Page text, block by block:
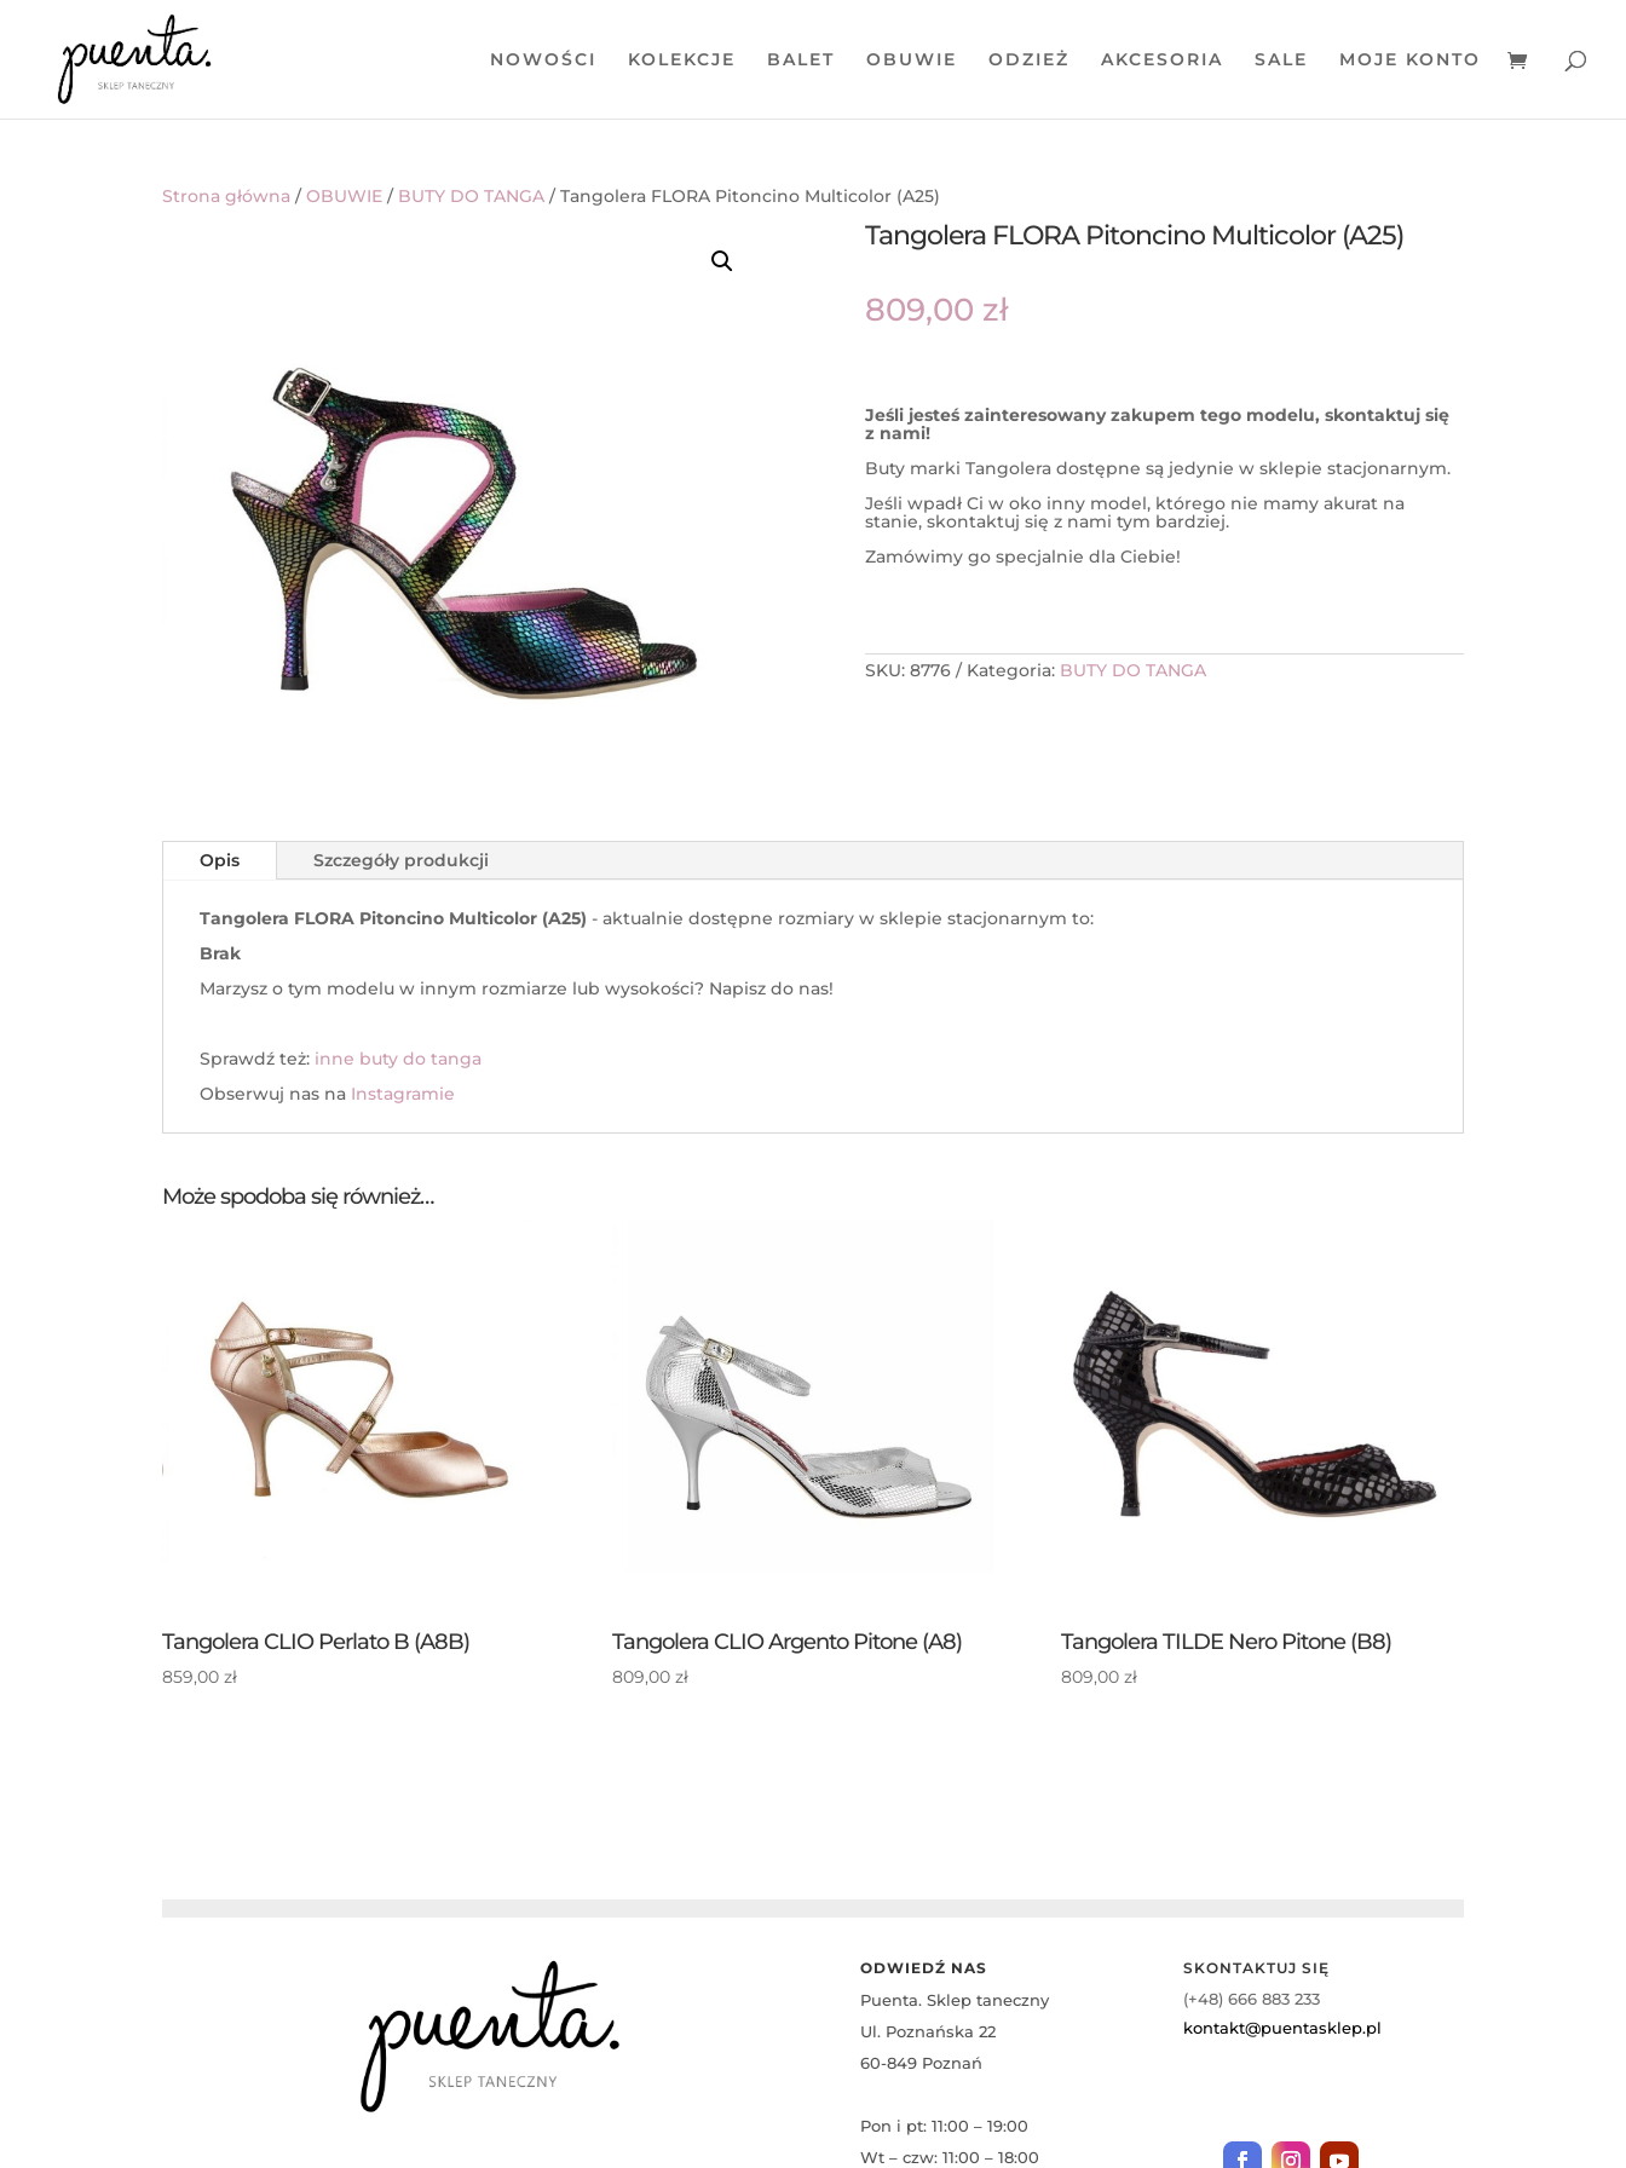
NOWOŚCI KOLEKCJE BALET OBUWIE ODZIEŻ AKCESORIA SALE MOJE KONTO
Strona główna /OBUWIE / BUTY DO TANGA / Tangolera FLORA Pitoncino Multicolor (A25)
Tangolera FLORA Pitoncino Multicolor (A25)
809,00 zł
Jeśli jesteś zainteresowany zakupem tego modelu, skontaktuj się
z nami!
Buty marki Tangolera dostępne są jedynie w sklepie stacjonarnym.
Jeśli wpadł Ci w oko inny model, którego nie mamy akurat na
stanie, skontaktuj się z nami tym bardziej.
Zamówimy go specjalnie dla Ciebie!
SKU: 8776 Kategoria: BUTY DO TANGA
Opis Szczegóły produkcji
Tangolera FLORA Pitoncino Multicolor (A25) - aktualnie dostępne rozmiary w sklepie stacjonarnym to:
Brak
Marzysz o tym modelu w innym rozmiarze lub wysokości? Napisz do nas!
Sprawdź też: inne buty do tanga
Obserwuj nas na Instagramie
Może spodoba się również…
Tangolera CLIO Perlato B (A8B)
859,00zł
Tangolera CLIO Argento Pitone (A8)
809,00 zł
Tangolera TILDE Nero Pitone (B8)
809,00zł
ODWIEDŹ NAS
Puenta. Sklep taneczny
Ul. Poznańska 22
60-849 Poznań
Pon i pt: 11:00 – 19:00
Wt – czw: 11:00 – 18:00
SKONTAKTUJ SIĘ
(+48) 666 883 233
kontakt@puentasklep.pl